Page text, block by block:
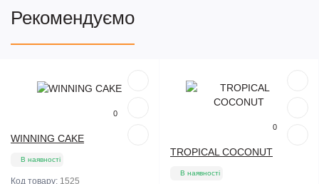
Рекомендуємо
0
WINNING CAKE
В наявності
Код товару: 1525
0
TROPICAL COCONUT
В наявності